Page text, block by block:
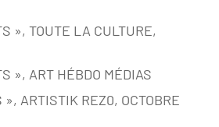
», TOUTE LA CULTURE,
», ART HÉBDO MÉDIAS
ARTISTIK REZ0, OCTOBRE